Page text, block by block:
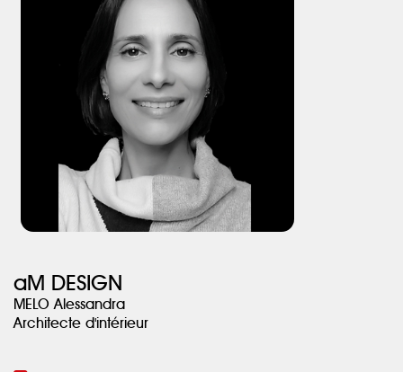
et demi de travaux, des aménagements sur mesure, des matières
nobles et des couleurs inspirantes ont transformé ce cocon
aM DESIGN
MELO Alessandra
Architecte d'intérieur